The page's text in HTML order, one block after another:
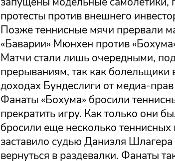
протесты против внешнего
Позже теннисные мячи прервали
«Баварии» Мюнхен против
Матчи стали лишь очередными,
прерываниям, так как
доходах Бундеслиги от медиа-прав
Фанаты «Бохума» бросили
прекратить игру. Как только они
бросили еще несколько теннисных
заставило судью Даниэля
вернуться в раздевалки. Фанаты